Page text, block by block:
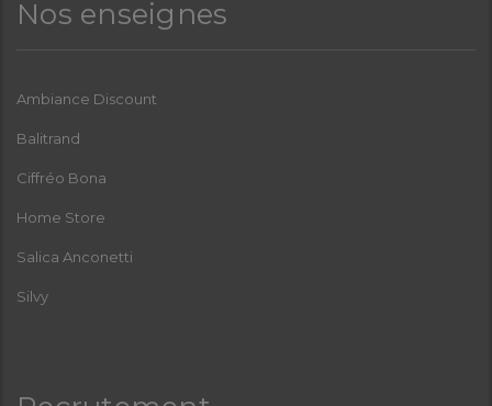
Nos enseignes
Ambiance Discount
Balitrand
Ciffréo Bona
Home Store
Salica Anconetti
Silvy